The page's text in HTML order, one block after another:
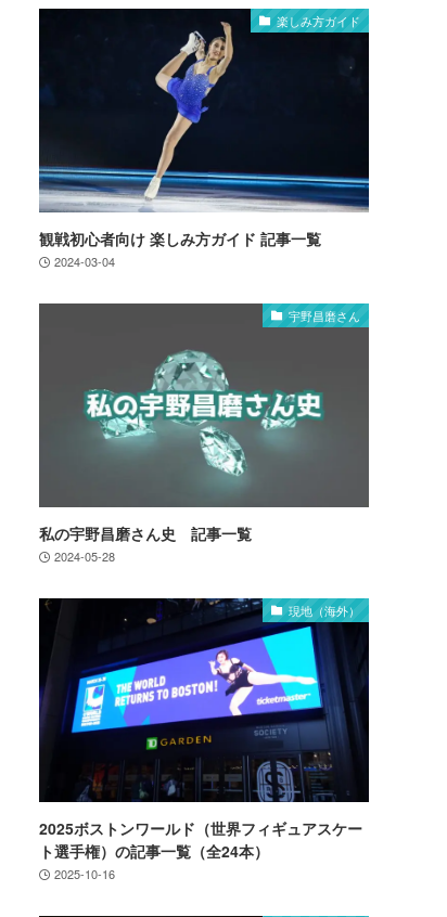
楽しみ方ガイド
観戦初心者向け 楽しみ方ガイド 記事一覧
2024-03-04
宇野昌磨さん
私の宇野昌磨さん史 記事一覧
2024-05-28
現地（海外）
2025ボストンワールド（世界フィギュアスケー
ト選手権）の記事一覧（全24本）
2025-10-16